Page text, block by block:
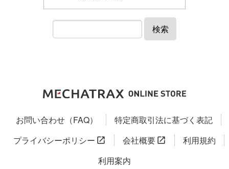
検索
お問い合わせ（FAQ）
特定商取引法に基づく表記
プライバシーポリシー
会社概要
利用規約
利用案内